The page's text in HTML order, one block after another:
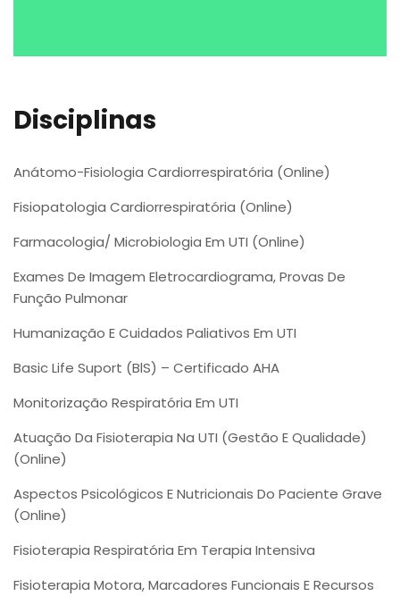
Disciplinas
Anátomo-Fisiologia Cardiorrespiratória (Online)
Fisiopatologia Cardiorrespiratória (Online)
Farmacologia/ Microbiologia Em UTI (Online)
Exames De Imagem Eletrocardiograma, Provas De
Função Pulmonar
Humanização E Cuidados Paliativos Em UTI
Basic Life Suport (BlS) – Certificado AHA
Monitorização Respiratória Em UTI
Atuação Da Fisioterapia Na UTI (Gestão E Qualidade)
(Online)
Aspectos Psicológicos E Nutricionais Do Paciente Grave
(Online)
Fisioterapia Respiratória Em Terapia Intensiva
Fisioterapia Motora, Marcadores Funcionais E Recursos